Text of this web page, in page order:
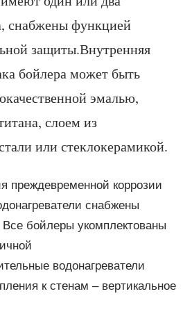
снабжены функцией
защиты.Внутренняя
бойлера может быть
эмалью,
слоем из
или стеклокерамикой.
преждевременной коррозии
снабжены
бойлеры укомплектованы
водонагреватели
к стенам – вертикальное